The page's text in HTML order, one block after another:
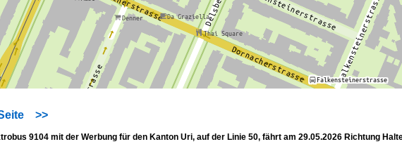
>>
9104 mit der Werbung für den Kanton Uri, auf der Linie 50, fährt am 29.05.2026 Richtung